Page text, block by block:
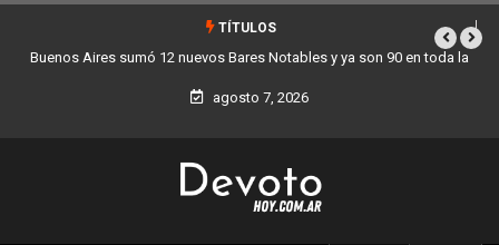
TÍTULOS
toda la Los stands móviles de la Ciudad llegan esta semana a Villa
agosto 7, 2026